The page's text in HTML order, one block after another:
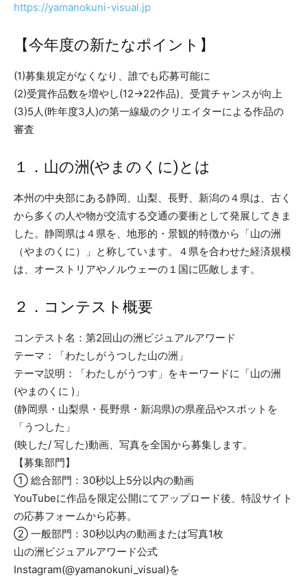
https://yamanokuni-visual.jp
【今年度の新たなポイント】
(1)募集規定がなくなり、誰でも応募可能に
(2)受賞作品数を増やし(12→22作品)、受賞チャンスが向上
(3)5人(昨年度3人)の第一線級のクリエイターによる作品の
審査
１．山の洲(やまのくに)とは
本州の中央部にある静岡、山梨、長野、新潟の４県は、古く
から多くの人や物が交流する交通の要衝として発展してきま
した。静岡県は４県を、地形的・景観的特徴から「山の洲
（やまのくに）」と称しています。４県を合わせた経済規模
は、オーストリアやノルウェーの１国に匹敵します。
２．コンテスト概要
コンテスト名：第2回山の洲ビジュアルアワード
テーマ：「わたしがうつした山の洲」
テーマ説明：「わたしがうつす」をキーワードに「⼭の洲
(やまのくに )」
(静岡県・⼭梨県・⻑野県・新潟県)の県産品やスポットを
「うつした」
(映した/ 写した)動画、写真を全国から募集します。
【募集部門】
① 総合部門：30秒以上5分以内の動画
YouTubeに作品を限定公開にてアップロード後、特設サイト
の応募フォームから応募。
② 一般部門：30秒以内の動画または写真1枚
山の洲ビジュアルアワード公式
Instagram(@yamanokuni_visual)を